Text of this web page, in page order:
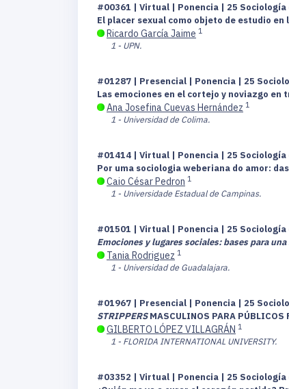
#00361 | Virtual | Ponencia | 25 Sociología
El placer sexual como objeto de estudio en
Ricardo García Jaime 1
1 - UPN.
#01287 | Presencial | Ponencia | 25
Las emociones en el cortejo y noviazgo en
Ana Josefina Cuevas Hernández 1
1 - Universidad de Colima.
#01414 | Virtual | Ponencia | 25 Sociología
Por uma sociologia weberiana do amor:
Caio César Pedron 1
1 - Universidade Estadual de Campinas.
#01501 | Virtual | Ponencia | 25 Sociología
Emociones y lugares sociales: bases para
Tania Rodriguez 1
1 - Universidad de Guadalajara.
#01967 | Presencial | Ponencia | 25
STRIPPERSMASCULINOS PARA PÚBLICOS
GILBERTO LÓPEZ VILLAGRÁN 1
1 - FLORIDA INTERNATIONAL UNIVERSITY.
#03352 | Virtual | Ponencia | 25 Sociología